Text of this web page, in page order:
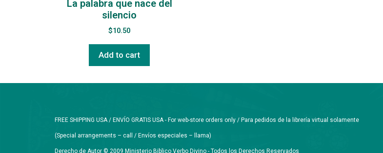
La palabra que nace del
silencio
$10.50
Add to cart
FREE SHIPPING USA / ENVÍO GRATIS USA - For web-store orders only / Para pedidos de la librería virtual solamente
(Special arrangements – call / Envíos especiales – llama)
Derecho de Autor © 2009 Ministerio Biblico Verbo Divino - Todos los Derechos Reservados